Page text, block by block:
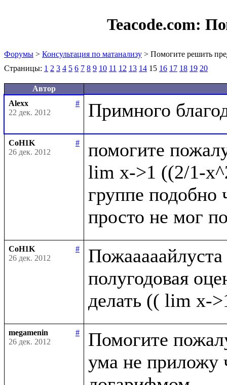
Teacode.com:
Форумы > Консультация по матанализу > Помогите решить
Страницы: 1 2 3 4 5 6 7 8 9 10 11 12 13 14 15 16 17 18 19 20
Автор
Alexx
#
22 дек. 2012
CoH1K
#
26 дек. 2012
помогите
lim x->1 ((2/1-
группе подобно
CoH1K
#
26 дек. 2012
полугодовая
megamenin
#
26 дек. 2012
Помогите
ума не приложу